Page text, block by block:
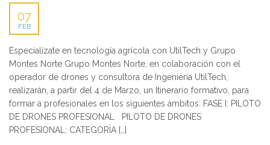
07
FEB
Especialízate en tecnología agrícola con UtilTech y Grupo
Montes Norte Grupo Montes Norte, en colaboración con el
operador de drones y consultora de Ingeniería UtilTech,
realizarán, a partir del 4 de Marzo, un Itinerario formativo, para
formar a profesionales en los siguientes ámbitos: FASE I: PILOTO
DE DRONES PROFESIONAL PILOTO DE DRONES
PROFESIONAL: CATEGORÍA […]